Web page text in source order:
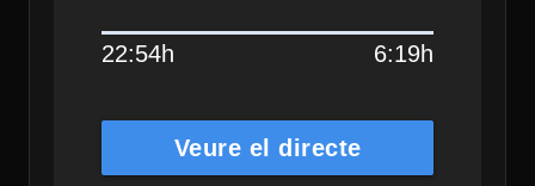
22:54h 6:19h
Veure el directe